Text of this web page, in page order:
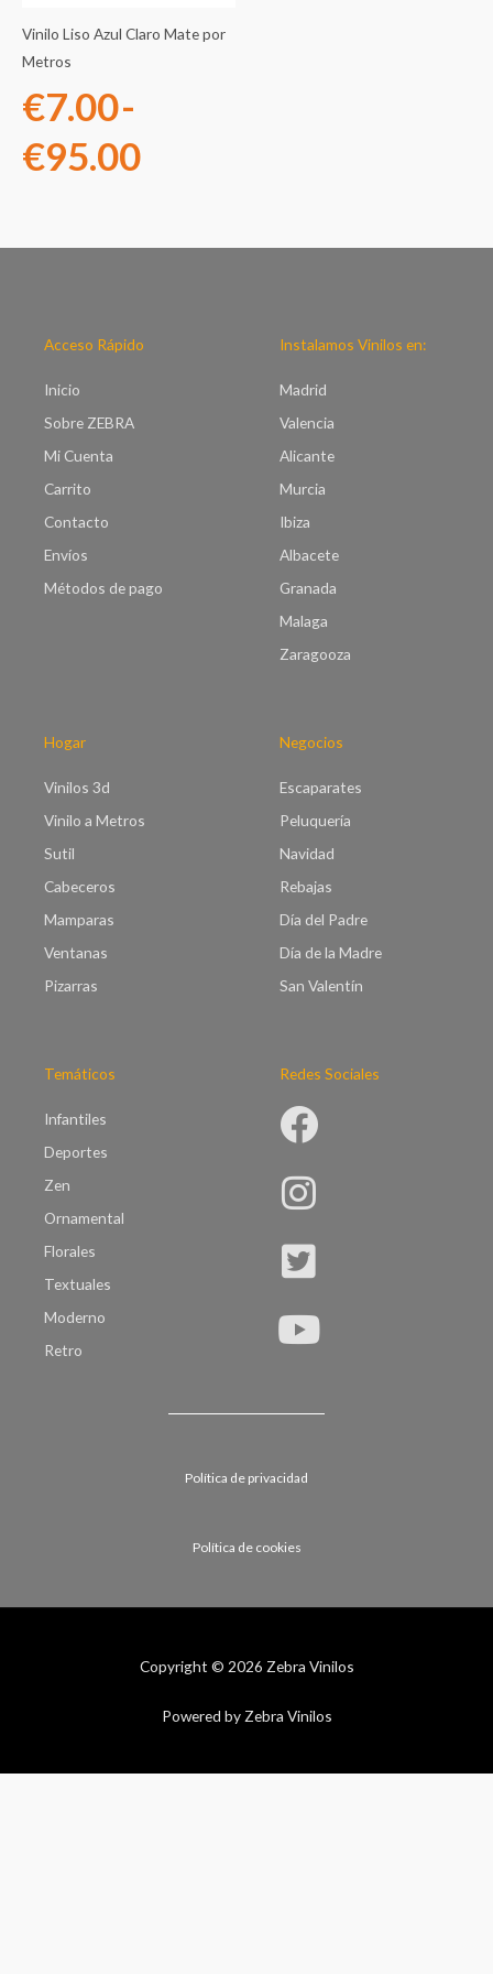
Vinilo Liso Azul Claro Mate por
Metros
€7.00-
€95.00
Acceso Rápido
Inicio
Sobre ZEBRA
Mi Cuenta
Carrito
Contacto
Envíos
Métodos de pago
Instalamos Vinilos en:
Madrid
Valencia
Alicante
Murcia
Ibiza
Albacete
Granada
Malaga
Zaragooza
Hogar
Vinilos 3d
Vinilo a Metros
Sutil
Cabeceros
Mamparas
Ventanas
Pizarras
Negocios
Escaparates
Peluquería
Navidad
Rebajas
Día del Padre
Día de la Madre
San Valentín
Temáticos
Infantiles
Deportes
Zen
Ornamental
Florales
Textuales
Moderno
Retro
Redes Sociales
Política de privacidad
Política de cookies
Copyright © 2026 Zebra Vinilos
Powered by Zebra Vinilos